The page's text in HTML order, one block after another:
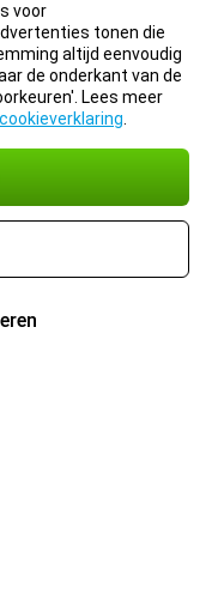
voor
tonen die
altijd eenvoudig
de onderkant van de
Lees meer
cookieverklaring